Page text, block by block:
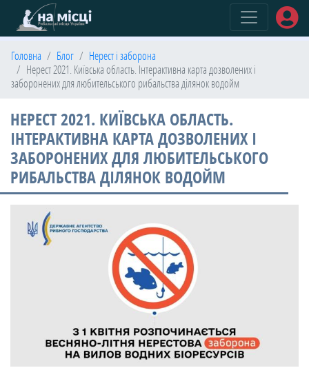
Головна Блог
Нерест і заборона
Нерест 2021. Київська область. Інтерактивна карта дозволених і
заборонених для любительського рибальства ділянок водойм
НЕРЕСТ 2021. КИЇВСЬКА ОБЛАСТЬ.
ІНТЕРАКТИВНА КАРТА ДОЗВОЛЕНИХ І
ЗАБОРОНЕНИХ ДЛЯ ЛЮБИТЕЛЬСЬКОГО
РИБАЛЬСТВА ДІЛЯНОК ВОДОЙМ